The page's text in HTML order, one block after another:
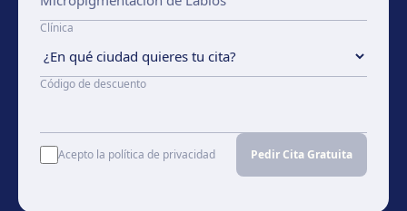
Clínica
Código de descuento
Acepto la política de privacidad Pedir Cita Gratuita